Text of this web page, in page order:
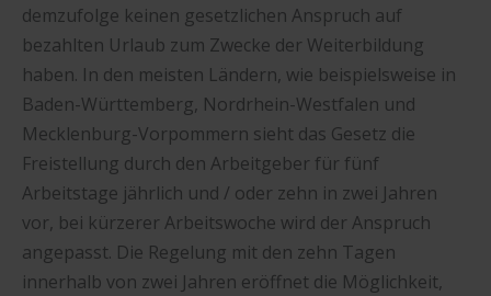
demzufolge keinen gesetzlichen Anspruch auf
bezahlten Urlaub zum Zwecke der Weiterbildung
haben. In den meisten Ländern, wie beispielsweise in
Baden-Württemberg, Nordrhein-Westfalen und
Mecklenburg-Vorpommern sieht das Gesetz die
Freistellung durch den Arbeitgeber für fünf
Arbeitstage jährlich und / oder zehn in zwei Jahren
vor, bei kürzerer Arbeitswoche wird der Anspruch
angepasst. Die Regelung mit den zehn Tagen
innerhalb von zwei Jahren eröffnet die Möglichkeit,